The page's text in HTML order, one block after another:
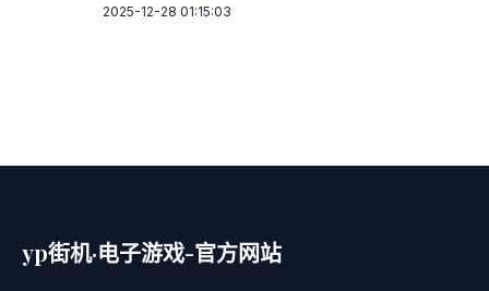
2025-12-28 01:15:03
yp街机·电子游戏-官方网站